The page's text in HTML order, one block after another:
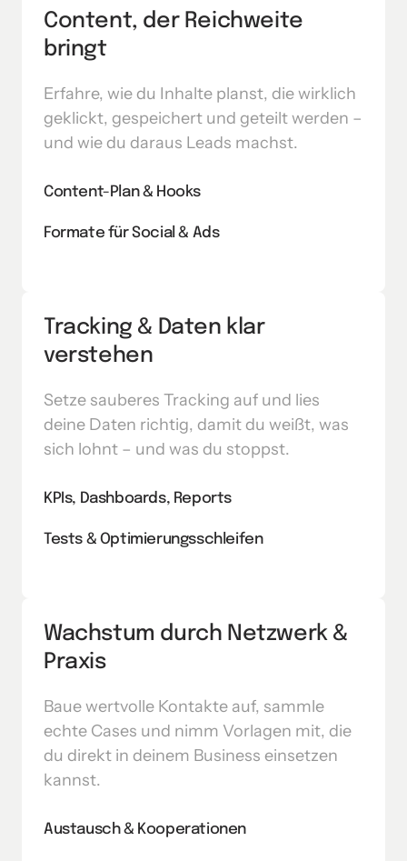
Content, der Reichweite
bringt
Erfahre, wie du Inhalte planst, die wirklich
geklickt, gespeichert und geteilt werden –
und wie du daraus Leads machst.
Content-Plan & Hooks
Formate für Social & Ads
Tracking & Daten klar
verstehen
Setze sauberes Tracking auf und lies
deine Daten richtig, damit du weißt, was
sich lohnt – und was du stoppst.
KPIs, Dashboards, Reports
Tests & Optimierungsschleifen
Wachstum durch Netzwerk &
Praxis
Baue wertvolle Kontakte auf, sammle
echte Cases und nimm Vorlagen mit, die
du direkt in deinem Business einsetzen
kannst.
Austausch & Kooperationen